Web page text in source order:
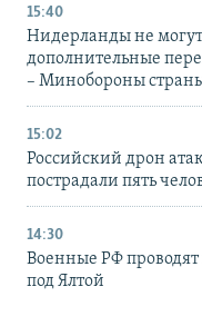
15:40
Нидерланды не
дополнительные
– Минобороны
15:02
Российский дрон
пострадали пять
14:30
Военные РФ проводят
под Ялтой